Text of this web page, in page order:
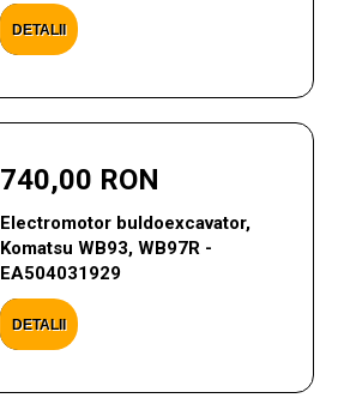
DETALII
740,00 RON
Electromotor buldoexcavator,
Komatsu WB93, WB97R -
EA504031929
DETALII